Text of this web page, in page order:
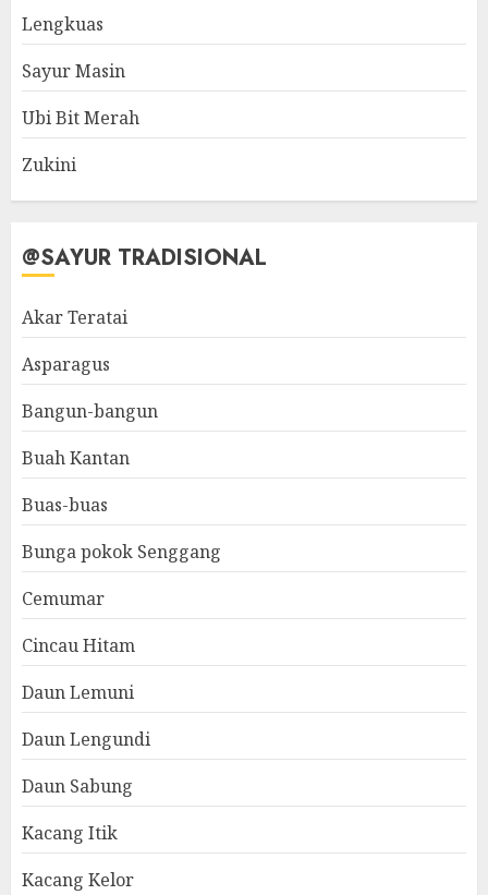
Lengkuas
Sayur Masin
Ubi Bit Merah
Zukini
@SAYUR TRADISIONAL
Akar Teratai
Asparagus
Bangun-bangun
Buah Kantan
Buas-buas
Bunga pokok Senggang
Cemumar
Cincau Hitam
Daun Lemuni
Daun Lengundi
Daun Sabung
Kacang Itik
Kacang Kelor